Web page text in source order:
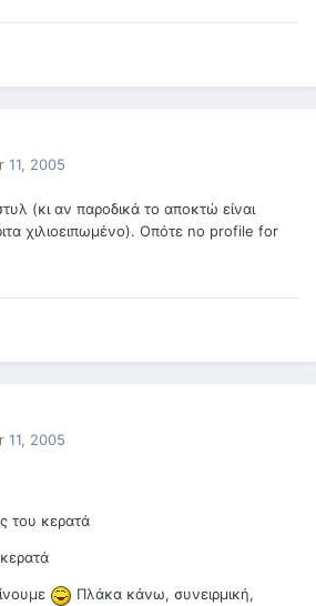
11, 2005
(κι αν παροδικά το αποκτώ είναι
χιλιοειπωμένο). Οπότε no profile for
11, 2005
του κερατά
Πλάκα κάνω, συνειρμική,